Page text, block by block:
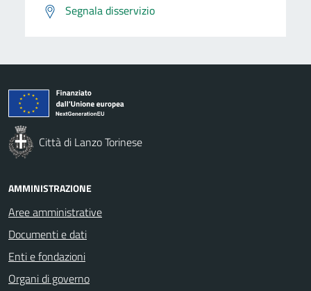
Segnala disservizio
Città di Lanzo Torinese
AMMINISTRAZIONE
Aree amministrative
Documenti e dati
Enti e fondazioni
Organi di governo